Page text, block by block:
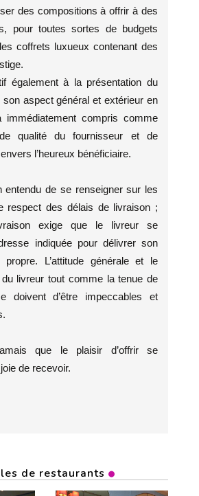
des compositions à offrir à des
pour toutes sortes de budgets
coffrets luxueux contenant des
également à la présentation du
aspect général et extérieur en
immédiatement compris comme
qualité du fournisseur et de
l’heureux bénéficiaire.
entendu de se renseigner sur les
respect des délais de livraison ;
exige que le livreur se
indiquée pour délivrer son
L’attitude générale et le
livreur tout comme la tenue de
doivent d’être impeccables et
que le plaisir d’offrir se
de recevoir.
de restaurants